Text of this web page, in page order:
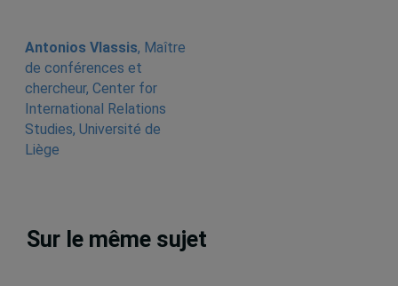
Antonios Vlassis, Maître
de conférences et
chercheur, Center for
International Relations
Studies, Université de
Liège
Sur le même sujet